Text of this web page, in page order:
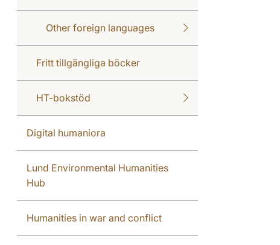
Other foreign languages
Fritt tillgängliga böcker
HT-bokstöd
Digital humaniora
Lund Environmental Humanities
Hub
Humanities in war and conflict